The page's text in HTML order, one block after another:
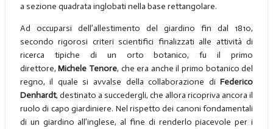
a sezione quadrata inglobati nella base rettangolare.
Ad occuparsi dell’allestimento del giardino fin dal 1810,
secondo rigorosi criteri scientifici finalizzati alle attività di
ricerca tipiche di un orto botanico, fu il primo
direttore,Michele Tenore, che era anche il primo botanico del
regno, il quale si avvalse della collaborazione diFederico
Denhardt, destinato a succedergli, che allora ricopriva ancora il
ruolo di capo giardiniere. Nel rispetto dei canoni fondamentali
di un giardino all’inglese, al fine di renderlo piacevole per i